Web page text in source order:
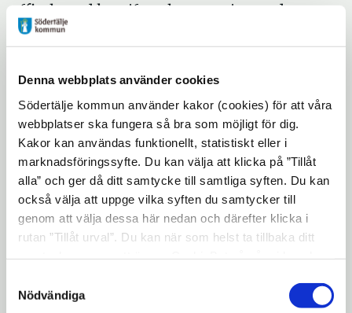
Denna webbplats använder cookies
Södertälje kommun använder kakor (cookies) för att våra
webbplatser ska fungera så bra som möjligt för dig.
Kakor kan användas funktionellt, statistiskt eller i
marknadsföringssyfte. Du kan välja att klicka på ”Tillåt
alla” och ger då ditt samtycke till samtliga syften. Du kan
också välja att uppge vilka syften du samtycker till
genom att välja dessa här nedan och därefter klicka i
rutan ”Tillåt urval”. Du kan när som helst ta tillbaka ditt
"Visa detaljer" kan du läsa om hur kakorna används och
Nödvändiga
affisch med kemiformler som visar vad som
händer i experimentet, berättar Vesna.
emot på ambassaden av brittiska
ambassadören. De fick också träffa 2021 års
nobelpristagare i kemi David MacMillan och
utföra ett experiment kopplat till det
MacMillan prisades för, asymmetrisk
organokatalys. I experimentet framställer
eleverna en stor mängd kräm i en
uppsnabbad process.